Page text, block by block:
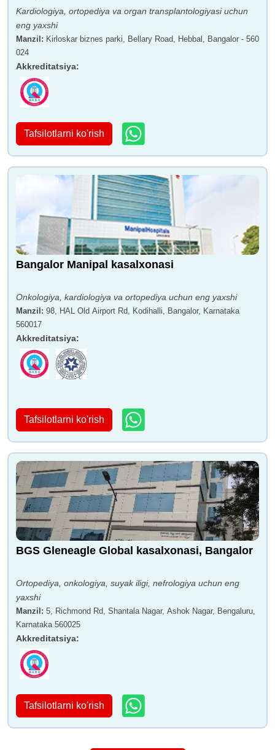
Kardiologiya, ortopediya va organ transplantologiyasi uchun
eng yaxshi
Manzil : Kirloskar biznes parki, Bellary Road, Hebbal, Bangalor - 560
024
Akkreditatsiya:
Tafsilotlarni ko'rish
Bangalor Manipal kasalxonasi
Onkologiya, kardiologiya va ortopediya uchun eng yaxshi
Manzil : 98, HAL Old Airport Rd, Kodihalli, Bangalor, Karnataka
560017
Akkreditatsiya:
Tafsilotlarni ko'rish
BGS Gleneagle Global kasalxonasi, Bangalor
Ortopediya, onkologiya, suyak iligi, nefrologiya uchun eng
yaxshi
Manzil : 5, Richmond Rd, Shantala Nagar, Ashok Nagar, Bengaluru,
Karnataka 560025
Akkreditatsiya:
Tafsilotlarni ko'rish